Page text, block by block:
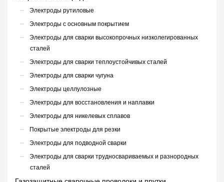
Электроды рутиловые
Электроды с основным покрытием
Электроды для сварки высокопрочных низколегированных
сталей
Электроды для сварки теплоустойчивых сталей
Электроды для сварки чугуна
Электроды целлулозные
Электроды для восстановления и наплавки
Электроды для никелевых сплавов
Покрытые электроды для резки
Электроды для подводной сварки
Электроды для сварки трудносвариваемых и разнородных
сталей